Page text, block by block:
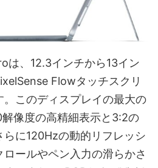
、12.3インチから13イン
Flowタッチスクリ
このディスプレイの最大の
像度の高精細表示と3:2の
に120Hzの動的リフレッシ
ールやペン入力の滑らかさ